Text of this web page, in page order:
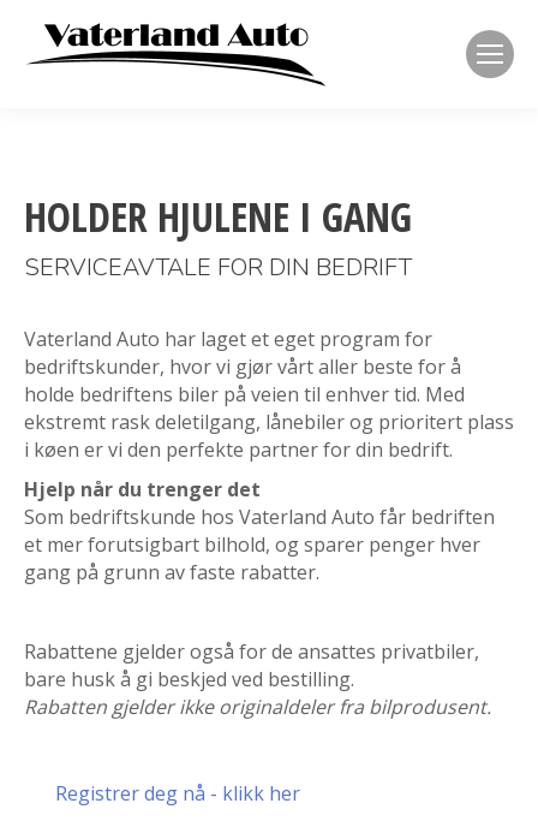
HOLDER HJULENE I GANG
SERVICEAVTALE FOR DIN BEDRIFT
Vaterland Auto har laget et eget program for
bedriftskunder, hvor vi gjør vårt aller beste for å
holde bedriftens biler på veien til enhver tid. Med
ekstremt rask deletilgang, lånebiler og prioritert plass
i køen er vi den perfekte partner for din bedrift.
Hjelp når du trenger det
Som bedriftskunde hos Vaterland Auto får bedriften
et mer forutsigbart bilhold, og sparer penger hver
gang på grunn av faste rabatter.
Rabattene gjelder også for de ansattes privatbiler,
bare husk å gi beskjed ved bestilling.
Rabatten gjelder ikke originaldeler fra bilprodusent.
Registrer deg nå - klikk her